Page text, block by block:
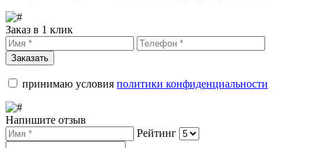
Заказ в 1 клик
Заказать
принимаю условия политики конфиденциальности
Напишите отзыв
Рейтинг